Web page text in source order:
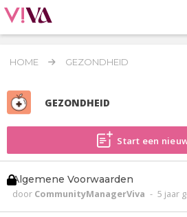
HOME GEZONDHEID
GEZONDHEID
Start een
Algemene Voorwaarden
door CommunityManagerViva - 5 jaar